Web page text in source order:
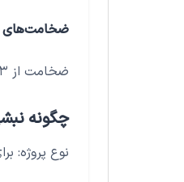
ضخامت‌های
ضخامت از ۳ میلی‌متر تا ۱۰ میلی‌متر و بیشتر، بسته به نیاز پروژه ارائه می‌شود.
چگونه
نوع پروژه: